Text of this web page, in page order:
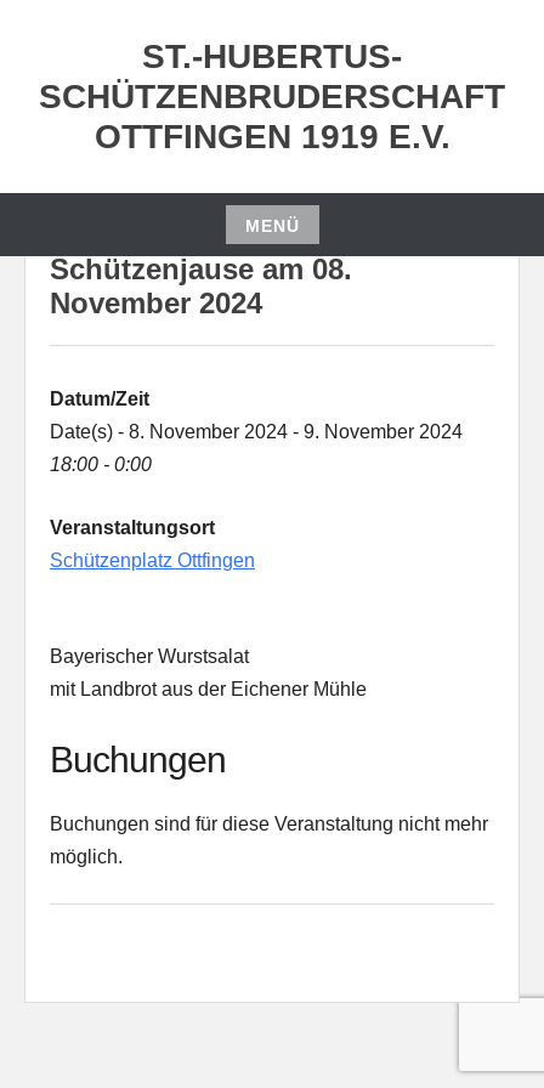
springen
ST.-HUBERTUS-
SCHÜTZENBRUDERSCHAFT
OTTFINGEN 1919 E.V.
MENÜ
Zum
Inhalt
Schützenjause am 08.
November 2024
Datum/Zeit
Date(s) - 8. November 2024 - 9. November 2024
18:00 - 0:00
Veranstaltungsort
Schützenplatz Ottfingen
Bayerischer Wurstsalat
mit Landbrot aus der Eichener Mühle
Buchungen
Buchungen sind für diese Veranstaltung nicht mehr
möglich.